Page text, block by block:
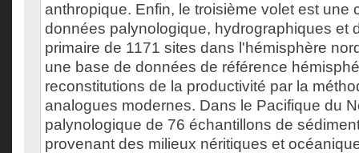
anthropique. Enfin, le troisième volet est une
données palynologique, hydrographiques et
primaire de 1171 sites dans l'hémisphère
une base de données de référence
reconstitutions de la productivité par la
analogues modernes. Dans le Pacifique du
palynologique de 76 échantillons de
provenant des milieux néritiques et